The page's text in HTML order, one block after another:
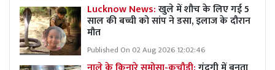
Lucknow News:खुले में शौच के लिए गई 5
साल की बच्ची को सांप ने डसा, इलाज के दौरान
मौत
Published On 02 Aug 2026 12:02:46